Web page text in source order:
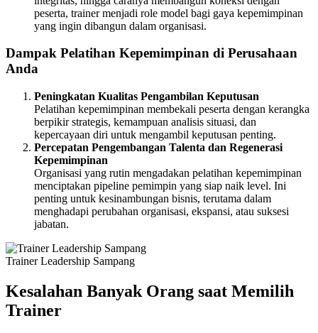
peserta, trainer menjadi role model bagi gaya kepemimpinan
yang ingin dibangun dalam organisasi.
Dampak Pelatihan Kepemimpinan di Perusahaan
Anda
Peningkatan Kualitas Pengambilan Keputusan
Pelatihan kepemimpinan membekali peserta dengan kerangka
berpikir strategis, kemampuan analisis situasi, dan
kepercayaan diri untuk mengambil keputusan penting.
Percepatan Pengembangan Talenta dan Regenerasi
Kepemimpinan
Organisasi yang rutin mengadakan pelatihan kepemimpinan
menciptakan pipeline pemimpin yang siap naik level. Ini
penting untuk kesinambungan bisnis, terutama dalam
menghadapi perubahan organisasi, ekspansi, atau suksesi
jabatan.
Trainer Leadership Sampang
Kesalahan Banyak Orang saat Memilih
Trainer